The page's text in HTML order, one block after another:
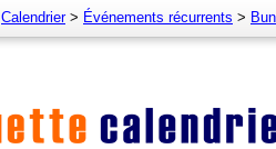
Calendrier> Événements récurrents >